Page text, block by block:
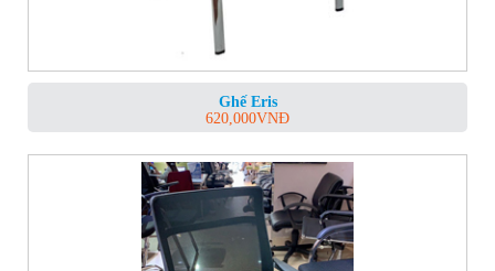
Ghế Eris
620,000VNĐ